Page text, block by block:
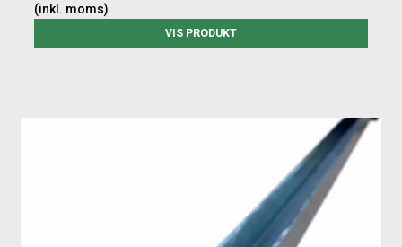
(inkl. moms)
VIS PRODUKT